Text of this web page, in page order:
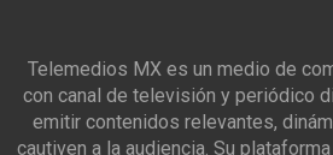
Telemedios MX es un medio de
con canal de televisión y periódico
emitir contenidos relevantes,
cautiven a la audiencia. Su